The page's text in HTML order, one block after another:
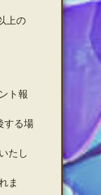
上の
ト報
する場
たし
ま